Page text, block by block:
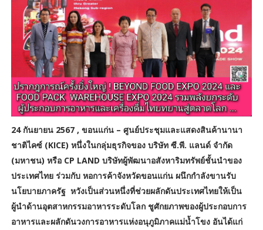
24 กันยายน 2567 , ขอนแก่น – ศูนย์ประชุมและแสดงสินค้านานา
ชาติไคซ์ (KICE) หนึ่งในกลุ่มธุรกิจของ บริษัท ซี.พี. แลนด์ จำกัด
(มหาชน) หรือ CP LAND บริษัทผู้พัฒนาอสังหาริมทรัพย์ชั้นนำของ
ประเทศไทย ร่วมกับ หอการค้าจังหวัดขอนแก่น ผนึกกำลังขานรับ
นโยบายภาครัฐ หวังเป็นส่วนหนึ่งที่ช่วยผลักดันประเทศไทยให้เป็น
ผู้นำด้านอุตสาหกรรมอาหารระดับโลก ชูศักยภาพของผู้ประกอบการ
อาหารและผลักดันวงการอาหารแห่งอนุภูมิภาคแม่น้ำโขง อันได้แก่